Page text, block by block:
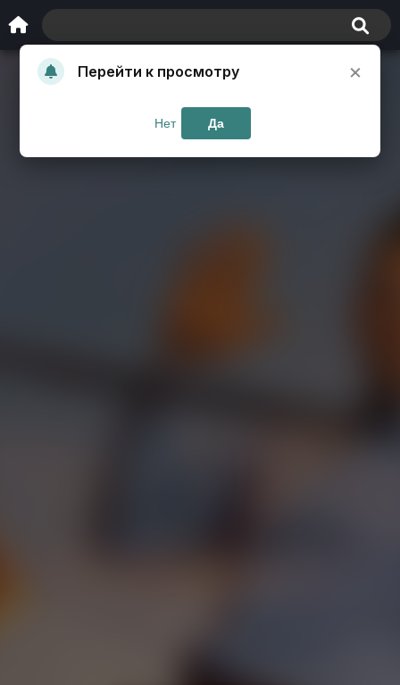
Перейти к просмотру ×
Нет Да